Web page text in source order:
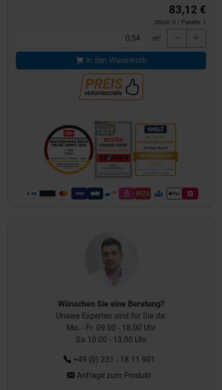
83,12 €
Stück: 6 / Pakete: 1
m²
In den Warenkorb
Wünschen Sie eine Beratung?
Unsere Experten sind für Sie da:
Mo. - Fr. 09.00 - 18.00 Uhr
Sa 10.00 - 13.00 Uhr
+49 (0) 231 - 18 11 901
Anfrage zum Produkt